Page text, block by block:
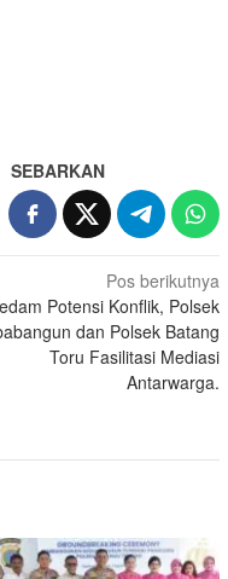
SEBARKAN
Pos berikutnya
Potensi Konflik, Polsek
dan Polsek Batang
Toru Fasilitasi Mediasi
Antarwarga.